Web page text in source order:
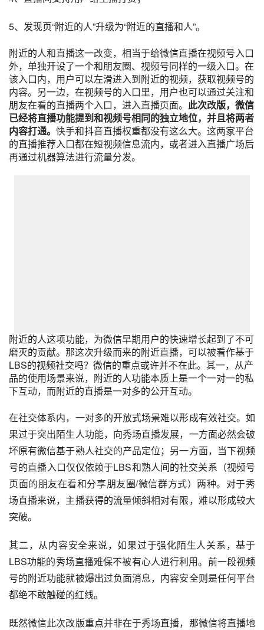
5、发现页“附近的人”升级为“附近的直播和人”。
附近的人和直播这一改变，相当于给微信直播在视频号入口
外，单独开设了一个和朋友圈、视频号同样的一级入口。在
该入口内，用户可以左滑进入到附近的视频，获取视频号的
内容。另一边，在视频号的入口里，用户也可以通过关注和
朋友在看的直播两个入口，进入直播页面。 此次改版，微信
已经将直播功能提到和视频号相同的独立地位，并且将两者
内容打通。 快手和抖音直播权重都没有这么大。这两家平台
的直播推荐入口都在短视频信息流内，或者进入直播广场后
再通过机器算法进行流量分发。
附近的人这项功能，为微信早期用户的快速增长起到了不可
磨灭的贡献。那这次升级而来的附近直播，可以被看作基于
LBS的视频社交吗？微信的重点或许并不在此。其一，从产
品的使用场景来说，附近的人功能本质上是一个一对一的私
下互动，而附近的直播是一对多的公开互动。
在社交体系内，一对多的开放式场景难以形成有效社交。如
果过于突出陌生人功能，向秀场直播发展，一方面必然会破
坏原有微信基于熟人社交的产品定位；另一方面，当下视频
号的直播入口仅仅依赖于LBS和熟人间的社交关系（视频号
页面的朋友在看和分享朋友圈/微信群方式）两种。对于秀
场直播来说，主播获得的流量倾斜相对有限，难以形成较大
突破。
其二，从内容安全来说，如果过于强化陌生人关系，基于
LBS功能的秀场直播难保不被有心人进行利用。前一段视频
号的附近功能就被爆出过负面消息，内容安全则是任何平台
都绝不敢触碰的红线。
既然微信此次改版重点并非在于秀场直播，那微信将直播地